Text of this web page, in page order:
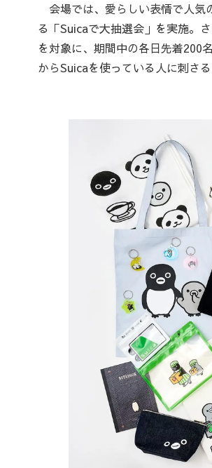
会場では、愛らしい表情で人気
る「Suicaで大抽選会」を実施。
を対象に、期間中の各日先着200
からSuicaを使っている人に刺さ